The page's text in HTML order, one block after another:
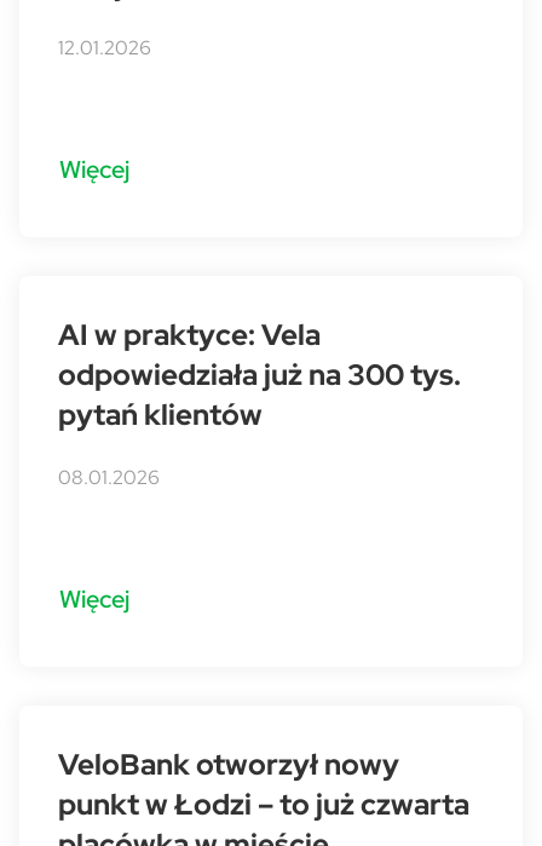
12.01.2026
Więcej
AI w praktyce: Vela
odpowiedziała już na 300 tys.
pytań klientów
08.01.2026
Więcej
VeloBank otworzył nowy
punkt w Łodzi – to już czwarta